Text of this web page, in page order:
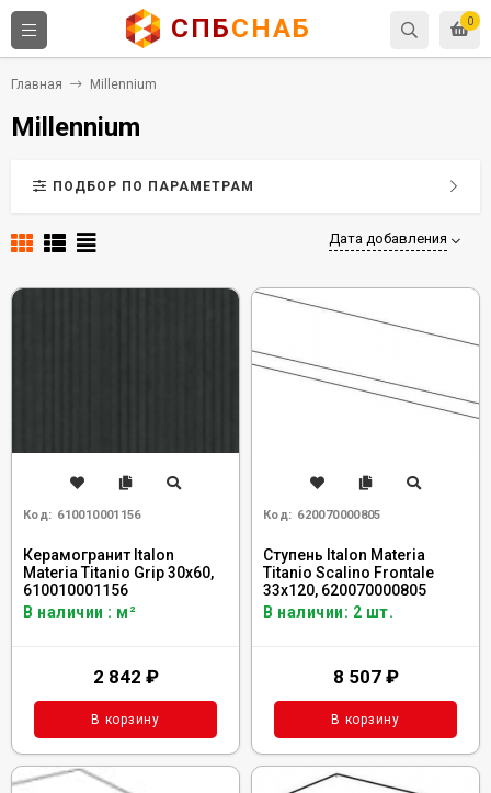
0
СПБСНАБ
Главная Millennium
Millennium
ПОДБОР ПО ПАРАМЕТРАМ
Дата добавления
Код: 610010001156
Керамогранит Italon
Materia Titanio Grip 30x60,
610010001156
В наличии : м²
2 842 ₽
В корзину
Код: 620070000805
Ступень Italon Materia
Titanio Scalino Frontale
33x120, 620070000805
В наличии: 2 шт.
8 507 ₽
В корзину